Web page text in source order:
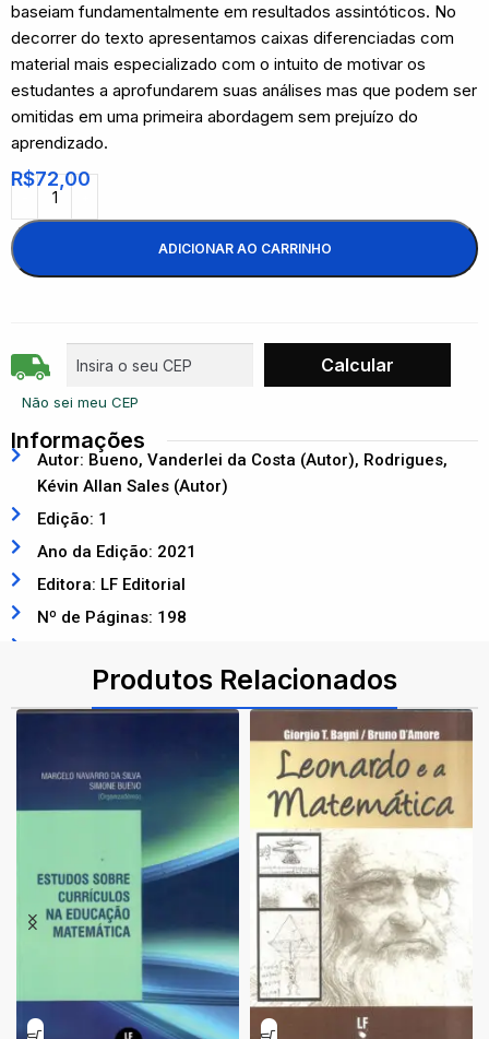
baseiam fundamentalmente em resultados assintóticos. No
decorrer do texto apresentamos caixas diferenciadas com
material mais especializado com o intuito de motivar os
estudantes a aprofundarem suas análises mas que podem ser
omitidas em uma primeira abordagem sem prejuízo do
aprendizado.
R$72,00
ADICIONAR AO CARRINHO
Não sei meu CEP
Informações
Autor: Bueno, Vanderlei da Costa (Autor), Rodrigues,
Kévin Allan Sales (Autor)
Edição: 1
Ano da Edição: 2021
Editora: LF Editorial
Nº de Páginas: 198
Produtos Relacionados